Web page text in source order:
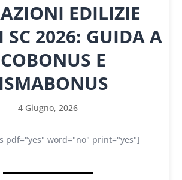
EDILIZIE
SC 2026: GUIDA A
E
4 Giugno, 2026
pdf="yes" word="no" print="yes"]